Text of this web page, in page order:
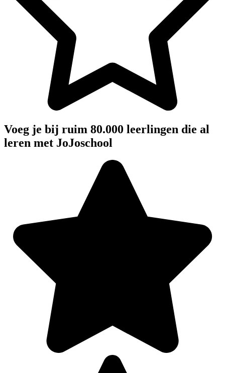
Voeg je bij ruim 80.000 leerlingen die al
leren met JoJoschool